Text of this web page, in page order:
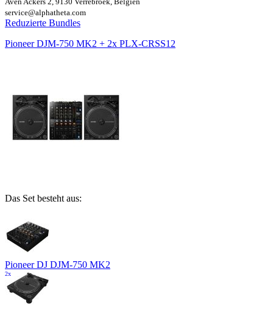
service@alphatheta.com
Reduzierte Bundles
Pioneer DJM-750 MK2 + 2x PLX-CRSS12
Das Set besteht aus:
Pioneer DJ DJM-750 MK2
2x